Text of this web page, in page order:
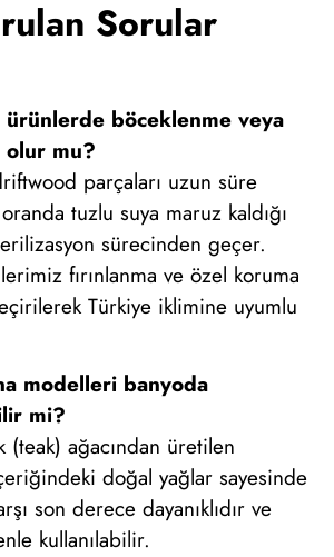
Sorular
böceklenme veya
olur mu?
parçaları uzun süre
tuzlu suya maruz kaldığı
sürecinden geçer.
fırınlanma ve özel koruma
Türkiye iklimine uyumlu
modelleri banyoda
mi?
(teak) ağacından üretilen
doğal yağlar sayesinde
son derece dayanıklıdır ve
kullanılabilir.